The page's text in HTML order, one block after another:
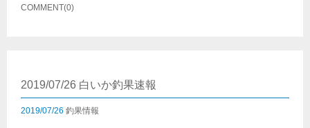
COMMENT(0)
2019/07/26 白いか釣果速報
2019/07/26 釣果情報